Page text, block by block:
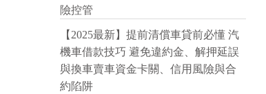
險控管
【2025最新】提前清償車貸前必懂 汽
機車借款技巧 避免違約金、解押延誤
與換車賣車資金卡關、信用風險與合
約陷阱